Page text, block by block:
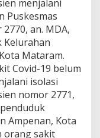
menjalani
Puskesmas
an. MDA,
Kelurahan
Mataram.
Covid-19 belum
isolasi
nomor 2771,
Ampenan, Kota
orang sakit